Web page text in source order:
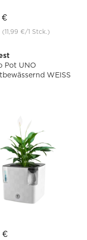
€
(11,99 €/1 Stck.)
Pot UNO
WEISS
€